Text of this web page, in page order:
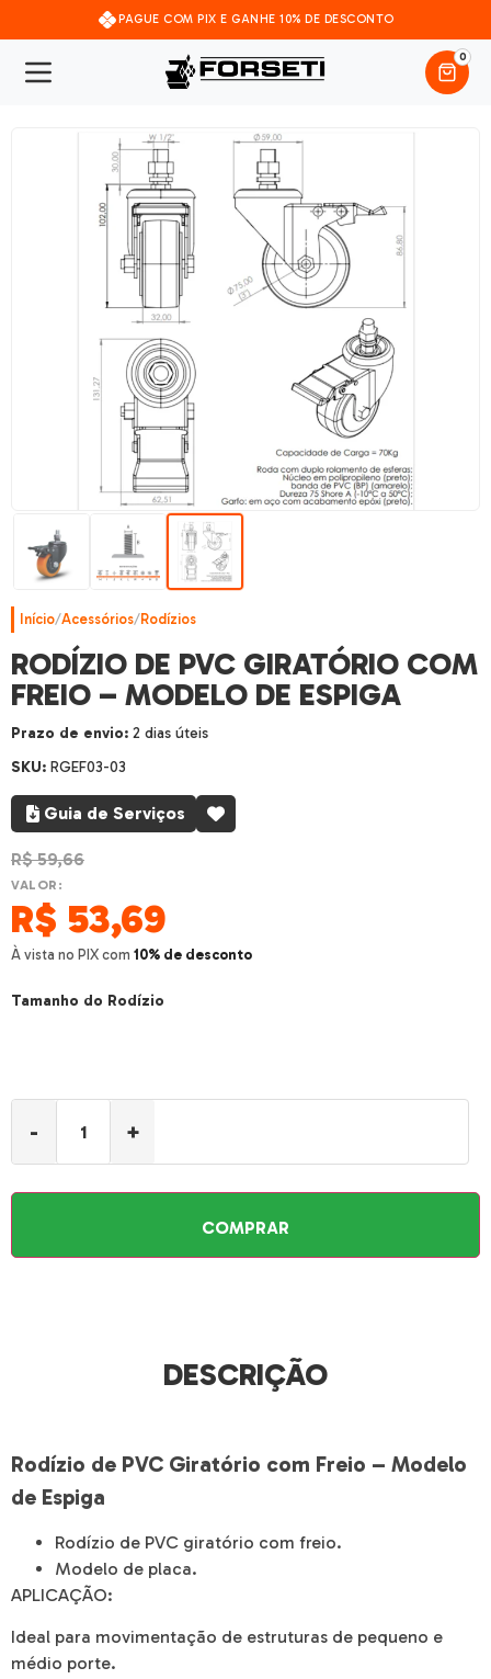
PAGUE COM PIX E GANHE 10% DE DESCONTO
0
Início/Acessórios/Rodízios
RODÍZIO DE PVC GIRATÓRIO COM
FREIO – MODELO DE ESPIGA
Prazo de envio: 2 dias úteis
SKU: RGEF03-03
Guia de Serviços
R$59,66
VALOR:
R$ 53,69
À vista no PIX com 10% de desconto
Tamanho do Rodízio
- +
COMPRAR
DESCRIÇÃO
Rodízio de PVC Giratório com Freio – Modelo
de Espiga
Rodízio de PVC giratório com freio.
Modelo de placa.
APLICAÇÃO:
Ideal para movimentação de estruturas de pequeno e
médio porte.